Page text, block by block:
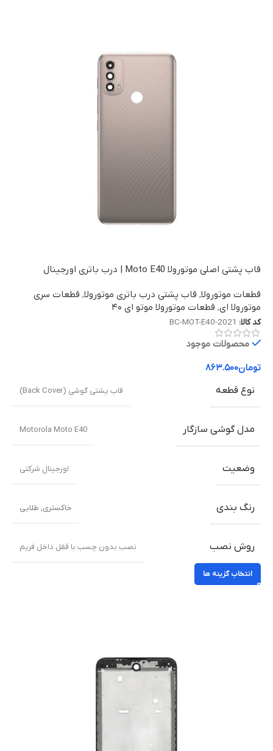
قاب پشتی اصلی موتورولا Moto E40 | درب باتری اورجینال
قطعات موتورولا, قاب پشتی درب باتری موتورولا, قطعات سری
موتورولا ای, قطعات موتورولا موتو ای ۴۰
کد کالا: BC-MOT-E40-2021
محصولات موجود
تومان۸۶۳.۵۰۰
نوع قطعه
قاب پشتی گوشی (Back Cover)
مدل گوشی سازگار Motorola Moto E40
وضعیت اورجینال شرکتی
رنگ بندی خاکستری, طلایی
روش نصب نصب بدون چسب با قفل داخل فریم
انتخاب گزینه ها